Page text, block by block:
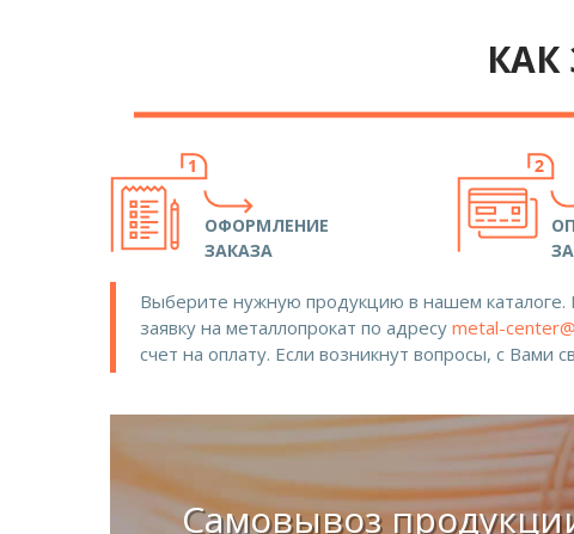
КАК
ОФОРМЛЕНИЕ
ЗАКАЗА
Выберите нужную продукцию в нашем
заявку на металлопрокат по адресу metal-
счет на оплату. Если возникнут вопросы, с Вами
Самовывоз